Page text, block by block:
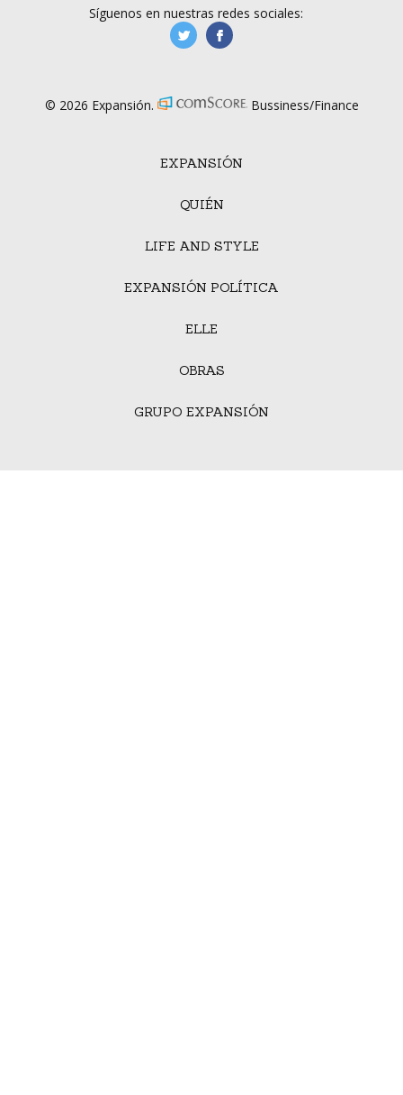
EXPANSIÓN
QUIÉN
LIFE AND STYLE
EXPANSIÓN POLÍTICA
ELLE
OBRAS
GRUPO EXPANSIÓN
Síguenos en nuestras redes sociales:
manufacturaGE
© 2026 Expansión. Bussiness/Finance